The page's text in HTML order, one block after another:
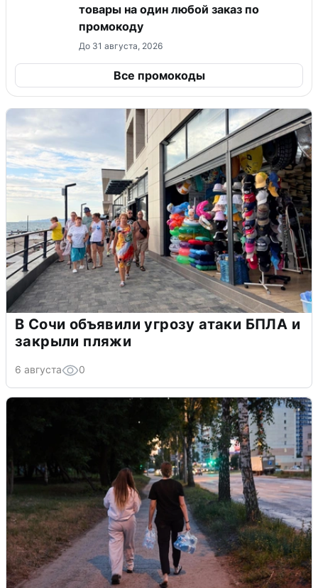
товары на один любой заказ по
промокоду
До 31 августа, 2026
Все промокоды
В Сочи объявили угрозу атаки БПЛА и
закрыли пляжи
6 августа 0